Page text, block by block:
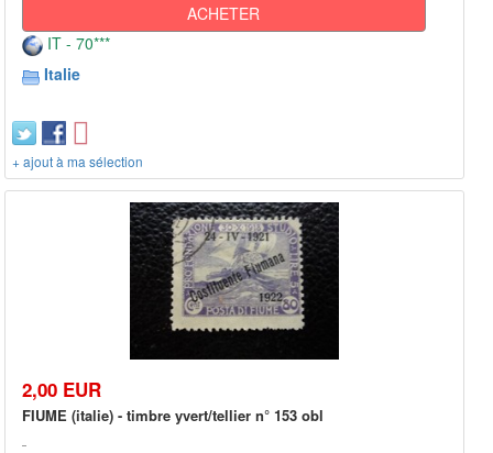
ACHETER
IT - 70***
Italie
+ ajout à ma sélection
2,00 EUR
FIUME (italie) - timbre yvert/tellier n° 153 obl